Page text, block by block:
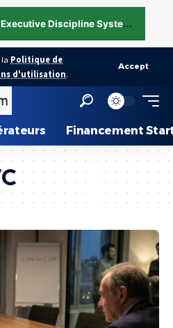
C
onçu pour les CEOs, Executive Discipline System — structurer l’exécution sous pression →
Politique de
d'utilisation.
Accept
Financement